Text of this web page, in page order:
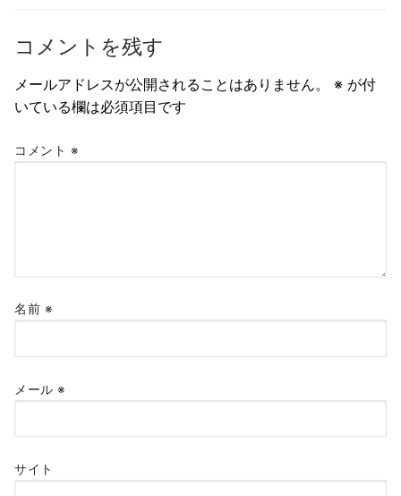
ゲ
ー
シ
ン
コメントを残す
メールアドレスが公開されることはありません。 ※ が付
いている欄は必須項目です
コメント ※
名前 ※
メール ※
サイト